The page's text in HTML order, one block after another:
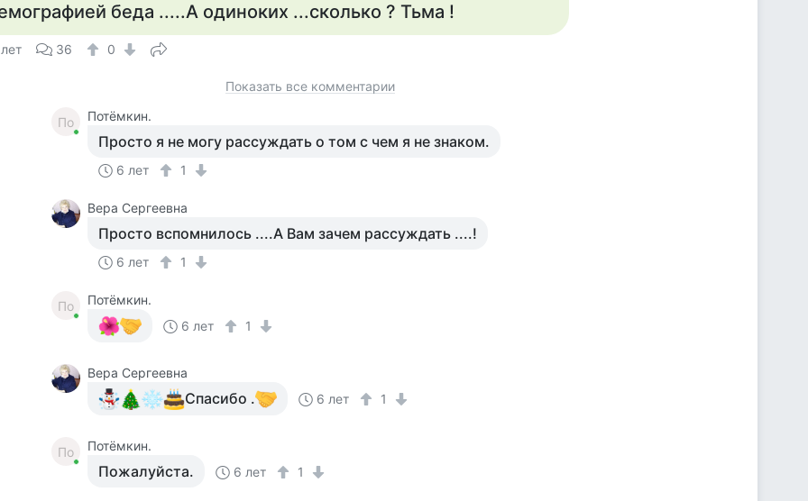
беда .....А одиноких ...сколько ? Тьма !
36 0
Показать все комментарии
По Потёмкин.
Просто я не могу рассуждать о том с чем я не знаком.
6 лет 1
Вера Сергеевна
Просто вспомнилось ....А Вам зачем рассуждать ....!
6 лет 1
По
Потёмкин.
6 лет
1
Вера Сергеевна
Спасибо . 6 лет 1
По Потёмкин.
Пожалуйста. 6 лет 1